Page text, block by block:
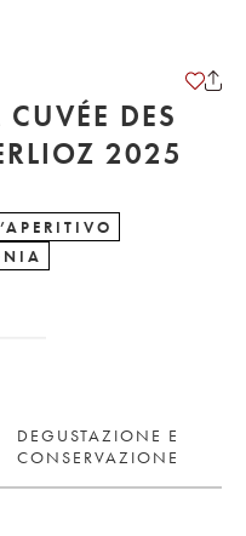
DES
GUEUX ADRIEN BERLIOZ 2025
DEGUSTAZIONE E
CONSERVAZIONE